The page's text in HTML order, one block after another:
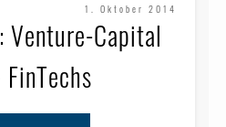
1. Oktober 2014
Venture-Capital